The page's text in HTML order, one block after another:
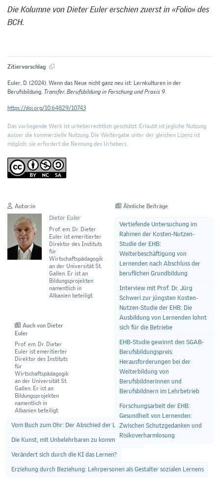
Die Kolumne von Dieter Euler erschien zuerst in «Folio» des
BCH.
Zitiervorschlag
Euler, D. (2024). Wenn das Neue nicht ganz neu ist: Lernkulturen in der
Berufsbildung. Transfer. Berufsbildung in Forschung und Praxis 9.
https://doi.org/10.64829/10743
Das vorliegende Werk ist urheberrechtlich geschützt. Erlaubt ist jegliche Nutzung
ausser die kommerzielle Nutzung. Die Weitergabe unter der gleichen Lizenz ist
möglich; sie erfordert die Nennung des Urhebers.
Autor:in
Dieter Euler
Prof. em. Dr. Dieter
Euler ist emeritierter
Direktor des Instituts
für
Wirtschaftspädagogik
an der Universität St.
Gallen. Er ist an
Bildungsprojekten
namentlich in
Albanien beteiligt.
Auch von Dieter
Euler
Prof. em. Dr. Dieter
Euler ist emeritierter
Direktor des Instituts
für
Wirtschaftspädagogik
an der Universität St.
Gallen. Er ist an
Bildungsprojekten
namentlich in
Albanien beteiligt.
Vom Buch zum Ohr: Der Abschied der Lesekultur?
Die Kunst, mit Unbelehrbaren zu kommunizieren
Verändert sich durch die KI das Lernen?
Erziehung durch Beziehung: Lehrpersonen als Gestalter sozialen Lernens
Ähnliche Beiträge
Vertiefende Untersuchung im
Rahmen der Kosten-Nutzen-
Studie der EHB:
Weiterbeschäftigung von
Lernenden nach Abschluss der
beruflichen Grundbildung
Interview mit Prof. Dr. Jürg
Schweri zur jüngsten Kosten-
Nutzen-Studie der EHB: Die
Ausbildung von Lernenden lohnt
sich für die Betriebe
EHB-Studie gewinnt den SGAB-
Berufsbildungspreis:
Herausforderungen bei der
Weiterbildung von
Berufsbildnerinnen und
Berufsbildnern im Lehrbetrieb
Forschungsarbeit der EHB:
Gesundheit von Lernenden:
Zwischen Schutzgedanken und
Risikoverharmlosung